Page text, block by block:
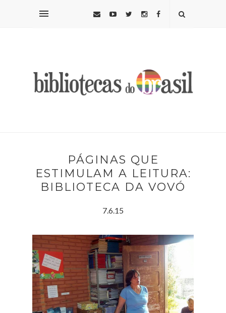
PÁGINAS QUE
ESTIMULAM A LEITURA:
BIBLIOTECA DA VOVÓ
7.6.15